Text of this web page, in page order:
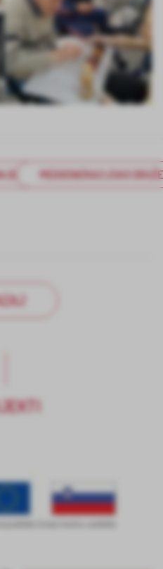
»PSIHOFIZIČNE SPREMEMBE,
MEDGENERACIJSKO